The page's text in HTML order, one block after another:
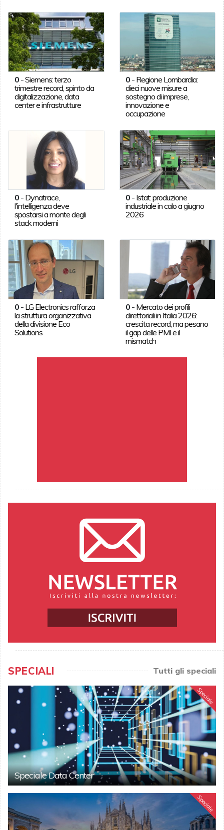
0-Siemens: terzo
trimestre record, spinto da
digitalizzazione, data
center e infrastrutture
0 - Regione Lombardia:
dieci nuove misure a
sostegno di imprese,
innovazione e
occupazione
0- Dynatrace,
l'intelligenza deve
spostarsi a monte degli
stack moderni
0 - Istat: produzione
industriale in calo a giugno
2026
0- LG Electronics rafforza
la struttura organizzativa
della divisione Eco
Solutions
0 - Mercato dei profili
direttoriali in Italia 2026:
crescita record, ma pesano
il gap delle PMI e il
mismatch
SPECIALI Tutti gli speciali
Speciale
Speciale Data Center
Speciale